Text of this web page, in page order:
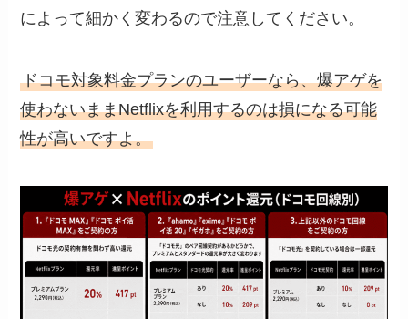
によって細かく変わるので注意してください。
ドコモ対象料金プランのユーザーなら、爆アゲを
使わないままNetflixを利用するのは損になる可能
性が高いですよ。